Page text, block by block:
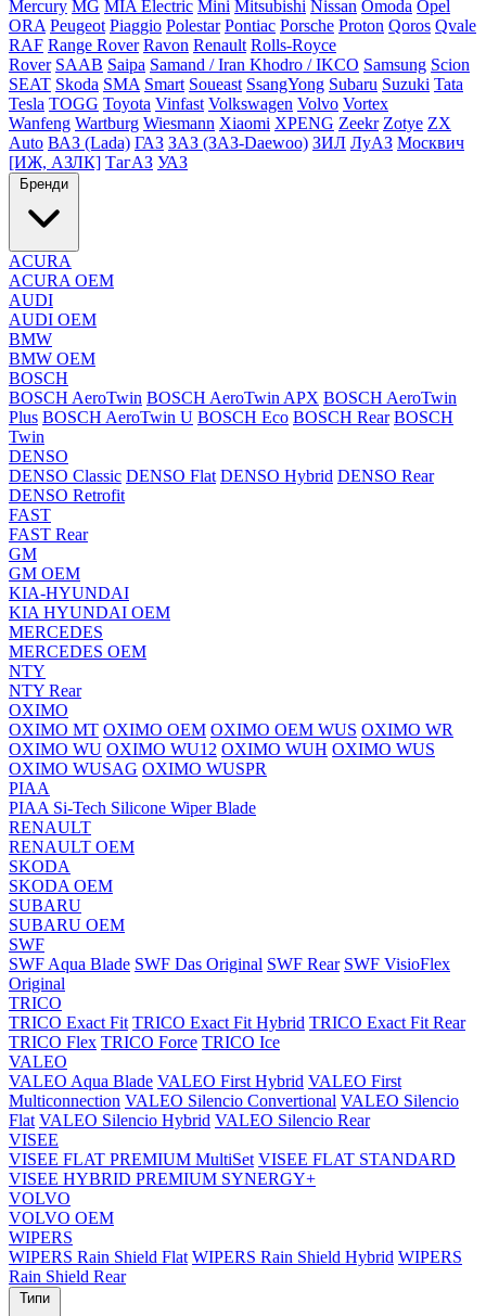
Mercury MG MIA Electric Mini Mitsubishi Nissan Omoda Opel
ORA Peugeot Piaggio Polestar Pontiac Porsche Proton Qoros Qvale
RAF Range Rover Ravon Renault Rolls-Royce
Rover SAAB Saipa Samand / Iran Khodro / IKCO Samsung Scion
SEAT Skoda SMA Smart Soueast SsangYong Subaru Suzuki Tata
Tesla TOGG Toyota Vinfast Volkswagen Volvo Vortex
Wanfeng Wartburg Wiesmann Xiaomi XPENG Zeekr Zotye ZX
Auto ВАЗ (Lada) ГАЗ ЗАЗ (ЗАЗ-Daewoo) ЗИЛ ЛуАЗ Москвич
[ИЖ, АЗЛК] ТагАЗ УАЗ
Бренди
ACURA
ACURA OEM
AUDI
AUDI OEM
BMW
BMW OEM
BOSCH
BOSCH AeroTwin BOSCH AeroTwin APX BOSCH AeroTwin
Plus BOSCH AeroTwin U BOSCH Eco BOSCH Rear BOSCH
Twin
DENSO
DENSO Classic DENSO Flat DENSO Hybrid DENSO Rear
DENSO Retrofit
FAST
FAST Rear
GM
GM OEM
KIA-HYUNDAI
KIA HYUNDAI OEM
MERCEDES
MERCEDES OEM
NTY
NTY Rear
OXIMO
OXIMO MT OXIMO OEM OXIMO OEM WUS OXIMO WR
OXIMO WU OXIMO WU12 OXIMO WUH OXIMO WUS
OXIMO WUSAG OXIMO WUSPR
PIAA
PIAA Si-Tech Silicone Wiper Blade
RENAULT
RENAULT OEM
SKODA
SKODA OEM
SUBARU
SUBARU OEM
SWF
SWF Aqua Blade SWF Das Original SWF Rear SWF VisioFlex
Original
TRICO
TRICO Exact Fit TRICO Exact Fit Hybrid TRICO Exact Fit Rear
TRICO Flex TRICO Force TRICO Ice
VALEO
VALEO Aqua Blade VALEO First Hybrid VALEO First
Multiconnection VALEO Silencio Convertional VALEO Silencio
Flat VALEO Silencio Hybrid VALEO Silencio Rear
VISEE
VISEE FLAT PREMIUM MultiSet VISEE FLAT STANDARD
VISEE HYBRID PREMIUM SYNERGY+
VOLVO
VOLVO OEM
WIPERS
WIPERS Rain Shield Flat WIPERS Rain Shield Hybrid WIPERS
Rain Shield Rear
Типи